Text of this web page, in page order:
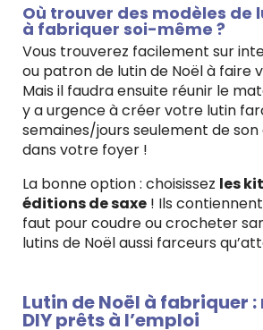
Où trouver des modèles de
à fabriquer soi-même ?
Vous trouverez facilement sur
ou patron de lutin de Noël à faire
Mais il faudra ensuite réunir le
y a urgence à créer votre lutin
semaines/jours seulement de
dans votre foyer !
La bonne option : choisissez les
éditions de saxe ! Ils
faut pour coudre ou crocheter
lutins de Noël aussi farceurs
Lutin de Noël à fabriquer
DIY prêts à l’emploi